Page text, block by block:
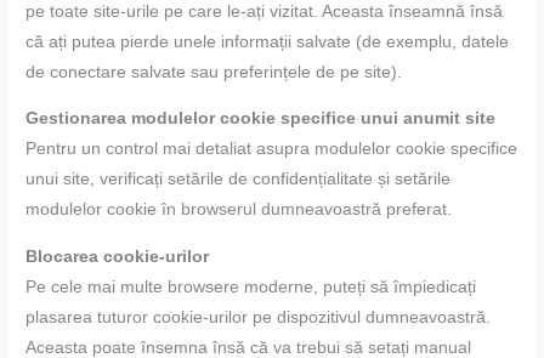
pe toate site-urile pe care le-ați vizitat. Aceasta înseamnă însă
că ați putea pierde unele informații salvate (de exemplu, datele
de conectare salvate sau preferințele de pe site).
Gestionarea modulelor cookie specifice unui anumit site
Pentru un control mai detaliat asupra modulelor cookie specifice
unui site, verificați setările de confidențialitate și setările
modulelor cookie în browserul dumneavoastră preferat.
Blocarea cookie-urilor
Pe cele mai multe browsere moderne, puteți să împiedicați
plasarea tuturor cookie-urilor pe dispozitivul dumneavoastră.
Aceasta poate însemna însă că va trebui să setați manual